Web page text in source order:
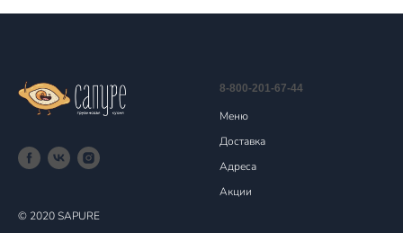
© 2020 SAPURE
8-800-201-67-44
Меню
Доставка
Адреса
Акции